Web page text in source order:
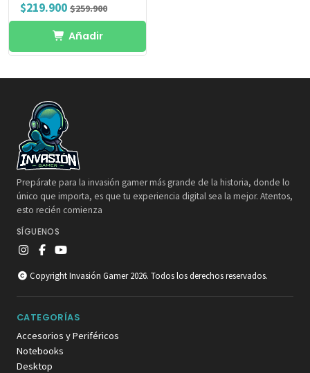
$219.900 $259.900
Añadir
Prepárate para la invasión gamer más grande de la historia, donde lo
único que importa, es que tu experiencia digital sea la mejor. Atentos,
esto recién comienza
SÍGUENOS
Copyright Invasión Gamer 2026. Todos los derechos reservados.
CATEGORÍAS
Accesorios y Periféricos
Notebooks
Desktop